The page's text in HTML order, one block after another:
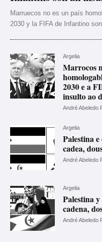
Marruecos no es un país
2030 y la FIFA de Infantino son
Argelia
Marrocos
2030 e a
insulto ao
André Abeledo
Argelia
Palestina
cadea,
André Abeledo
Argelia
Palestina
cadena,
André Abeledo